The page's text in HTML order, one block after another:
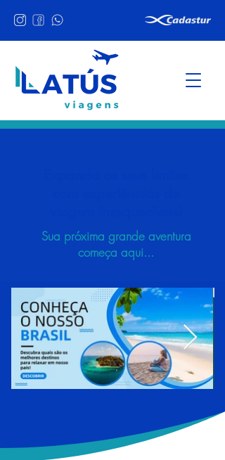
Sua próxima grande aventura
começa aqui...